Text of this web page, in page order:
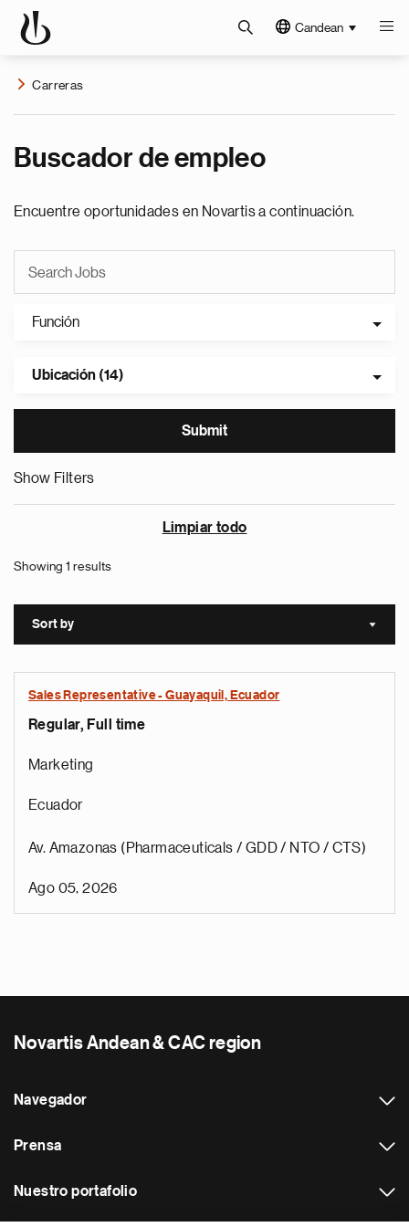
Candean
Carreras
Buscador de empleo
Encuentre oportunidades en Novartis a continuación.
Función
Ubicación (14)
Show Filters
Limpiar todo
Showing 1 results
Sort by Sort
Sales Representative - Guayaquil, Ecuador
Regular, Full time
Marketing
Ecuador
Av. Amazonas (Pharmaceuticals / GDD / NTO / CTS)
Ago 05, 2026
Novartis Andean & CAC region
Navegador
Prensa
Nuestro portafolio